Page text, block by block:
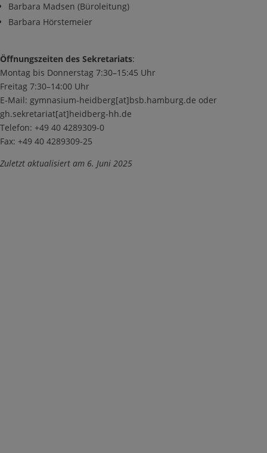
Barbara Madsen (Büroleitung)
Barbara Hörstemeier
Öffnungszeiten des Sekretariats:
Montag bis Donnerstag 7:30–15:45 Uhr
Freitag 7:30–14:00 Uhr
E-Mail: gymnasium-heidberg[at]bsb.hamburg.de oder
gh.sekretariat[at]heidberg-hh.de
Telefon: +49 40 4289309-0
Fax: +49 40 4289309-25
Zuletzt aktualisiert am 6. Juni 2025